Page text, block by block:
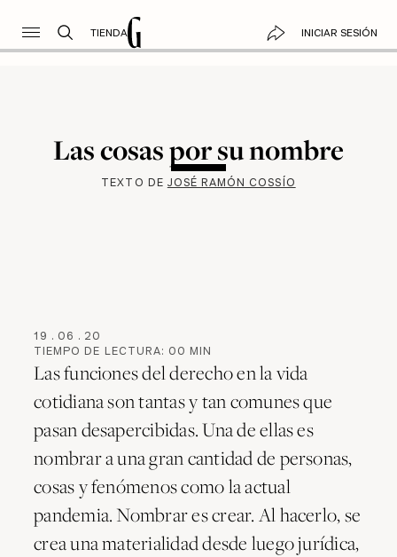
TIENDA INICIAR SESIÓN
Las cosas por su nombre
TEXTO DE JOSÉ RAMÓN COSSÍO
19 . 06 . 20
TIEMPO DE LECTURA: 00 MIN
Las funciones del derecho en la vida
cotidiana son tantas y tan comunes que
pasan desapercibidas. Una de ellas es
nombrar a una gran cantidad de personas,
cosas y fenómenos como la actual
pandemia. Nombrar es crear. Al hacerlo, se
crea una materialidad desde luego jurídica,